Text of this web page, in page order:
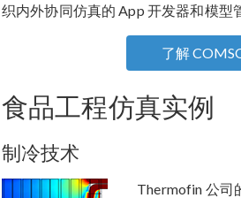
织内外协同仿真的 App 开发器和模型
了解
食品工程仿真实例
制冷技术
Thermofin 公司